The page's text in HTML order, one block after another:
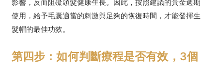
使用，給予毛囊適當的刺激與足夠的恢復時間，才能發揮生
髮帽的最佳功效。
第四步：如何判斷療程是否有效，3個